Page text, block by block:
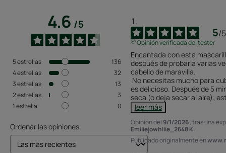
4.6/5
5estrellas
136
4estrellas
32
3estrellas
13
2estrellas
3
1estrella 0
Ordenar las opiniones
5/5
Opinión verificada del tester
Encantada con esta
después de probarla varias
cabello de maravilla.
es delicioso. Después de 5
seca (o deja secar al aire);
leer más
Opinión del 9/1/2026, tras una
Emiliejowhliie_2648 K.
Publicado originalmente en